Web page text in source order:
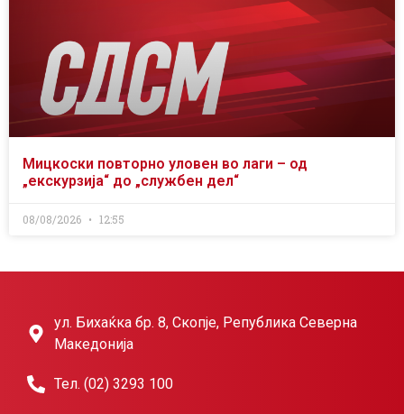
Мицкоски повторно уловен во лаги – од
„екскурзија“ до „службен дел“
08/08/2026 12:55
ул. Бихаќка бр. 8, Скопје, Република Северна
Македонија
Тел. (02) 3293 100